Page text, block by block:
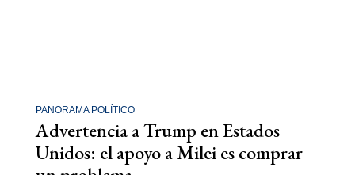
PANORAMA POLÍTICO
Advertencia a Trump en Estados
Unidos: el apoyo a Milei es comprar